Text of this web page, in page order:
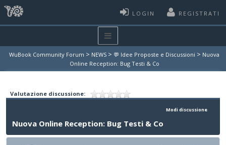
LOGIN REGISTRATI
WuBook Community Forum > NEWS > 💬 Idee Proposte e Discussioni > Nuova
Online Reception: Bug Testi & Co
Valutazione discussione:
Modi discussione
Nuova Online Reception: Bug Testi & Co